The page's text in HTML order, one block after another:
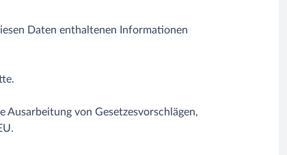
Daten enthaltenen Informationen
Ausarbeitung von Gesetzesvorschlägen,